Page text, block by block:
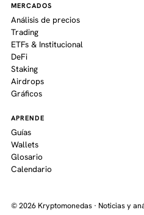
MERCADOS
Análisis de precios
Trading
ETFs & Institucional
DeFi
Staking
Airdrops
Gráficos
APRENDE
Guías
Wallets
Glosario
Calendario
© 2026 Kryptomonedas · Noticias y